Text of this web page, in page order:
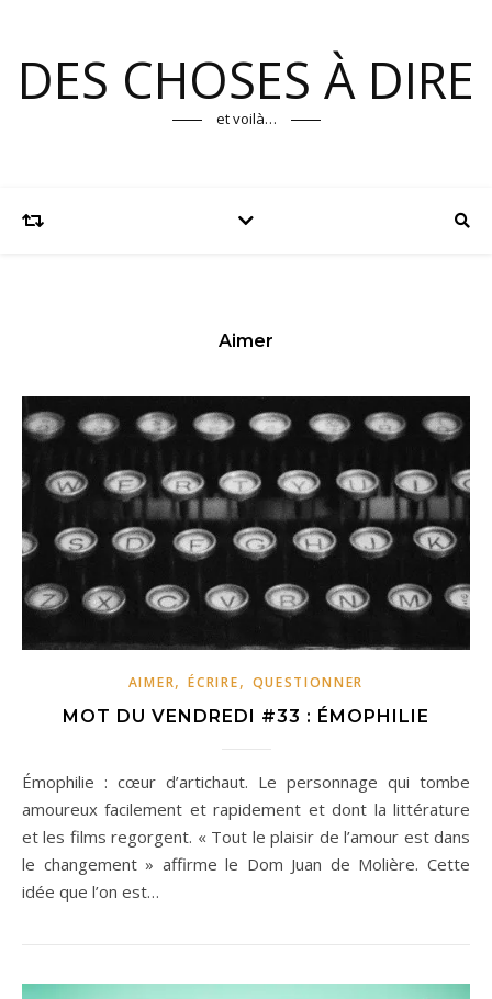
DES CHOSES À DIRE
et voilà…
Aimer
AIMER,ÉCRIRE, QUESTIONNER
MOT DU VENDREDI #33 : ÉMOPHILIE
Émophilie : cœur d’artichaut. Le personnage qui tombe
amoureux facilement et rapidement et dont la littérature
et les films regorgent. « Tout le plaisir de l’amour est dans
le changement » affirme le Dom Juan de Molière. Cette
idée que l’on est…